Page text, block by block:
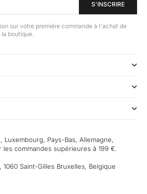
S'INSCRIRE
sur votre première commande à l'achat de
la boutique.
Luxembourg, Pays-Bas, Allemagne,
les commandes supérieures à 199 €.
1060 Saint-Gilles Bruxelles, Belgique